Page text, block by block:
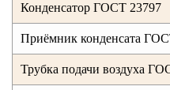
Конденсатор ГОСТ 23797
Приёмник конденсата
Трубка подачи воздуха